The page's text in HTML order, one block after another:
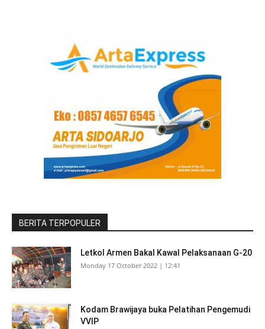
BERITA TERPOPULER
Letkol Armen Bakal Kawal Pelaksanaan G-20
Monday 17 October 2022 | 12:41
Kodam Brawijaya buka Pelatihan Pengemudi
VVIP